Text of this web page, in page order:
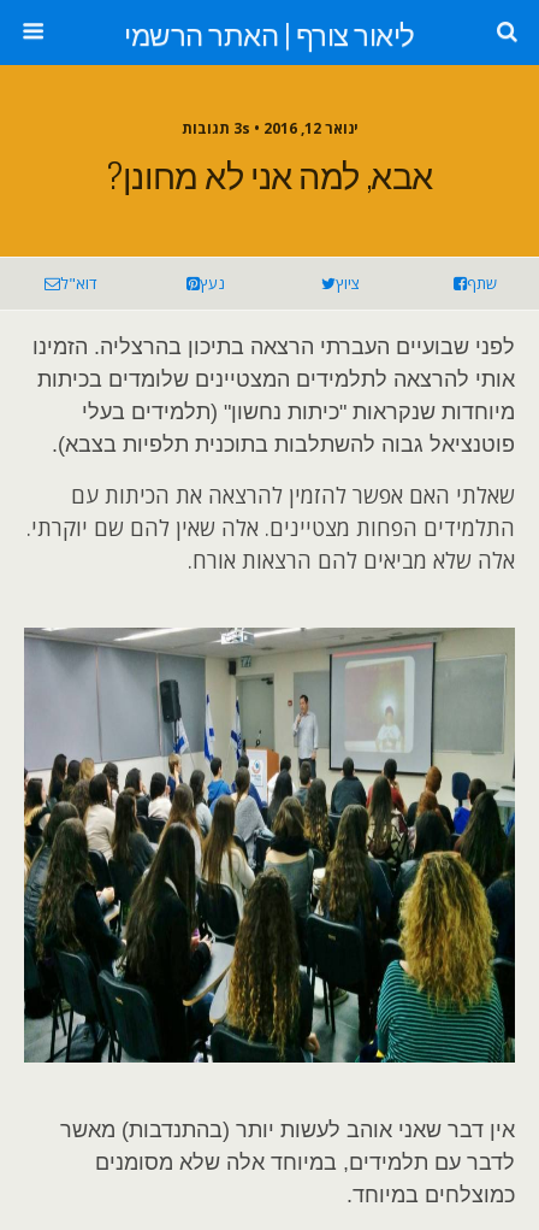
ליאור צורף | האתר הרשמי
ינואר 12, 2016 • 3s תגובות
אבא, למה אני לא מחונן?
שתף ציוץ נעץ דוא"ל
לפני שבועיים העברתי הרצאה בתיכון בהרצליה. הזמינו
אותי להרצאה לתלמידים המצטיינים שלומדים בכיתות
מיוחדות שנקראות "כיתות נחשון" (תלמידים בעלי
פוטנציאל גבוה להשתלבות בתוכנית תלפיות בצבא).
שאלתי האם אפשר להזמין להרצאה את הכיתות עם
התלמידים הפחות מצטיינים. אלה שאין להם שם יוקרתי.
אלה שלא מביאים להם הרצאות אורח.
אין דבר שאני אוהב לעשות יותר (בהתנדבות) מאשר
לדבר עם תלמידים, במיוחד אלה שלא מסומנים
כמוצלחים במיוחד.